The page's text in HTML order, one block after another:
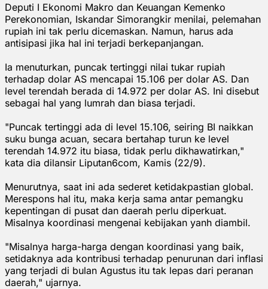
Deputi I Ekonomi Makro dan Keuangan Kemenko
Perekonomian, Iskandar Simorangkir menilai, pelemahan
rupiah ini tak perlu dicemaskan. Namun, harus ada
antisipasi jika hal ini terjadi berkepanjangan.
Ia menuturkan, puncak tertinggi nilai tukar rupiah
terhadap dolar AS mencapai 15.106 per dolar AS. Dan
level terendah berada di 14.972 per dolar AS. Ini disebut
sebagai hal yang lumrah dan biasa terjadi.
"Puncak tertinggi ada di level 15.106, seiring BI naikkan
suku bunga acuan, secara bertahap turun ke level
terendah 14.972 itu biasa, tidak perlu dikhawatirkan,"
kata dia dilansir Liputan6com, Kamis (22/9).
Menurutnya, saat ini ada sederet ketidakpastian global.
Merespons hal itu, maka kerja sama antar pemangku
kepentingan di pusat dan daerah perlu diperkuat.
Misalnya koordinasi mengenai kebijakan yanh diambil.
"Misalnya harga-harga dengan koordinasi yang baik,
setidaknya ada kontribusi terhadap penurunan dari inflasi
yang terjadi di bulan Agustus itu tak lepas dari peranan
daerah," ujarnya.